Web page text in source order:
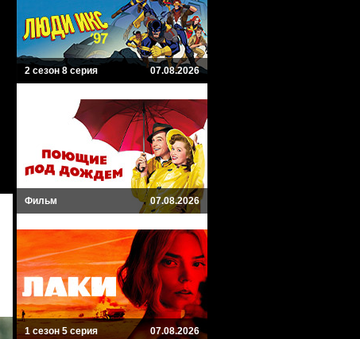
2 сезон 8 серия 07.08.2026
Фильм 07.08.2026
1 сезон 5 серия 07.08.2026